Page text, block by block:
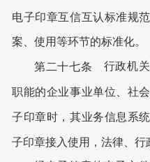
电子印章互信互认标准规
案、使用等环节的标准化。
第二十七条 行政机关
职能的企业事业单位、社
子印章时，其业务信息系
子印章接入使用，法律、行